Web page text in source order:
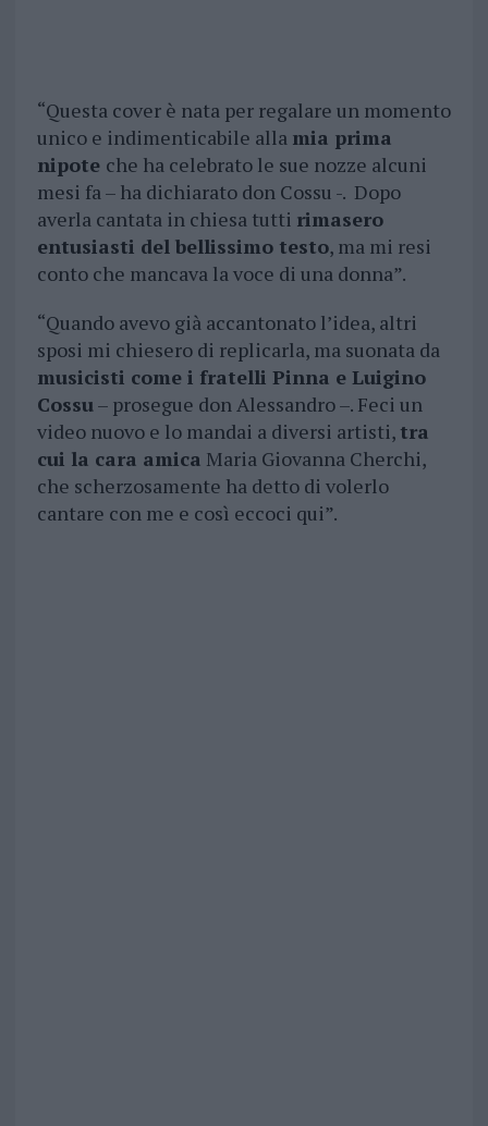
“Questa cover è nata per regalare un momento
unico e indimenticabile alla mia prima
nipote che ha celebrato le sue nozze alcuni
mesi fa – ha dichiarato don Cossu -. Dopo
averla cantata in chiesa tutti rimasero
entusiasti del bellissimo testo, ma mi resi
conto che mancava la voce di una donna”.
“Quando avevo già accantonato l’idea, altri
sposi mi chiesero di replicarla, ma suonata da
musicisti come i fratelli Pinna e Luigino
Cossu– prosegue don Alessandro –. Feci un
video nuovo e lo mandai a diversi artisti, tra
cui la cara amica Maria Giovanna Cherchi,
che scherzosamente ha detto di volerlo
cantare con me e così eccoci qui”.